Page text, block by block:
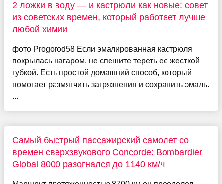
2 ложки в воду — и кастрюли как новые: совет
из советских времен, который работает лучше
любой химии
фото Progorod58 Если эмалированная кастрюля
покрылась нагаром, не спешите тереть ее жесткой
губкой. Есть простой домашний способ, который
помогает размягчить загрязнения и сохранить эмаль.
...
Самый быстрый пассажирский самолет со
времен сверхзвукового Concorde: Bombardier
Global 8000 разогнался до 1140 км/ч